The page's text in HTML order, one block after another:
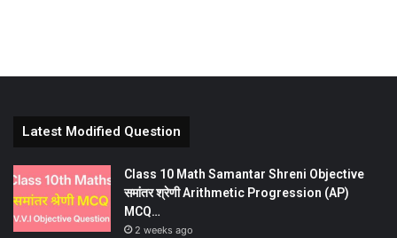
Latest Modified Question
Class 10 Math Samantar Shreni Objective
समांतर श्रेणी Arithmetic Progression (AP)
MCQ…
2 weeks ago